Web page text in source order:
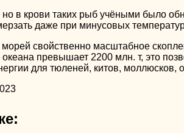
но в крови таких рыб учёными было
даже при минусовых
морей свойственно масштабное
превышает 2200 млн. т, это
для тюленей, китов,